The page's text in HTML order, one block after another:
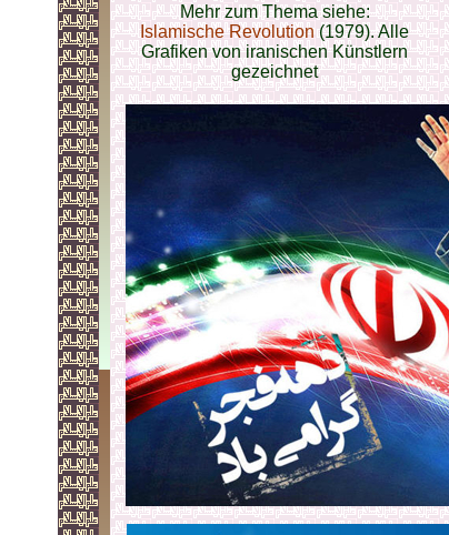
Mehr zum Thema siehe:
Islamische Revolution(1979). Alle
Grafiken von iranischen Künstlern
gezeichnet